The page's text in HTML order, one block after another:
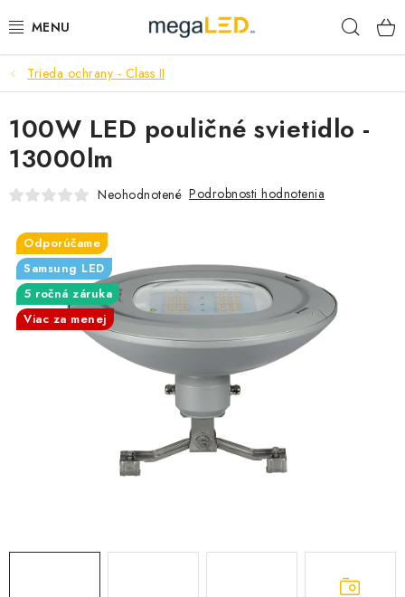
na
PRIEMYSEL
SVIETIDLÁ
ŽIAROVKY A TRUBICE
ELEKTROMATERIÁL
VENTILÁTORY
SAMSUNG SVIETIDLÁ
SEZÓNNE VÝPREDAJE POĽNOPOTREBY
OBCHODNÉ PODMIENKY
Trieda ochrany - Class II
100W LED pouličné svietidlo -
13000lm
Neohodnotené Podrobnosti hodnotenia
Odporúčame
Samsung LED
5 ročná záruka
Viac za menej